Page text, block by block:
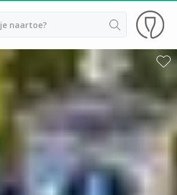
Saint Emilion
wijnhuizen Beaujolais
Bordeaux
Bourgogne
& champagne proeverij